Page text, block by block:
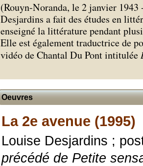
(Rouyn-Noranda, le 2 janvier
Desjardins a fait des études en
enseigné la littérature pendant
Elle est également traductrice de
vidéo de Chantal Du Pont intitulée
Oeuvres
La 2e avenue (1995)
Louise Desjardins ;
précédé de Petite